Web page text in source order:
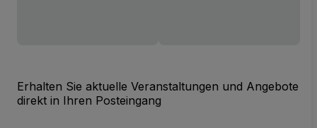
Erhalten Sie aktuelle Veranstaltungen und Angebote
direkt in Ihren Posteingang